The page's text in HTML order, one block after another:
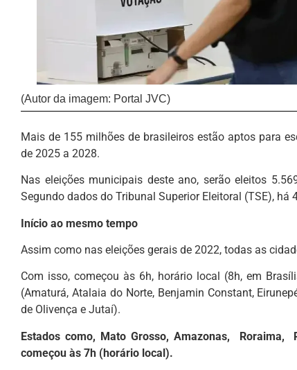
(Autor da imagem: Portal JVC)
Mais de 155 milhões de brasileiros estão aptos para
de 2025 a 2028.
Nas eleições municipais deste ano, serão eleitos
Segundo dados do Tribunal Superior Eleitoral (TSE),
Início ao mesmo tempo
Assim como nas eleições gerais de 2022, todas as
Com isso, começou às 6h, horário local (8h, em
(Amaturá, Atalaia do Norte, Benjamin Constant,
de Olivença e Jutaí).
Estados como, Mato Grosso, Amazonas,
começou às 7h (horário local).